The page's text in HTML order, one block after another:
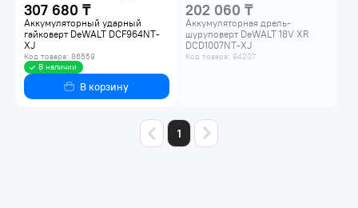
307 680 ₸
Аккумуляторный ударный
гайковерт DeWALT DCF964NT-
XJ
Код товара: 86559
В наличии
В корзину
202 060 ₸
Аккумуляторная дрель-
шуруповерт DeWALT 18V XR
DCD1007NT-XJ
Код товара: 94207
1